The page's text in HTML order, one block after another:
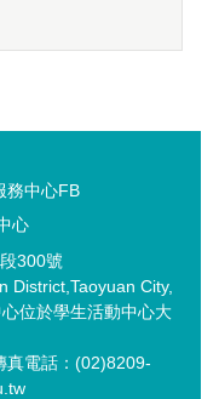
務中心FB
心
300號
District,Taoyuan City,
位於學生活動中心大
真電話：(02)8209-